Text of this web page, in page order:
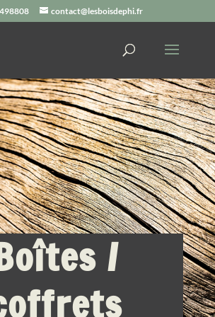
contact@lesboisdephi.fr
/